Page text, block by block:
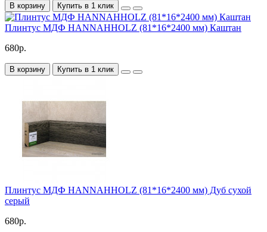
В корзину Купить в 1 клик
Плинтус МДФ HANNAHHOLZ (81*16*2400 мм) Каштан
680р.
В корзину Купить в 1 клик
Плинтус МДФ HANNAHHOLZ (81*16*2400 мм) Дуб сухой
серый
680р.